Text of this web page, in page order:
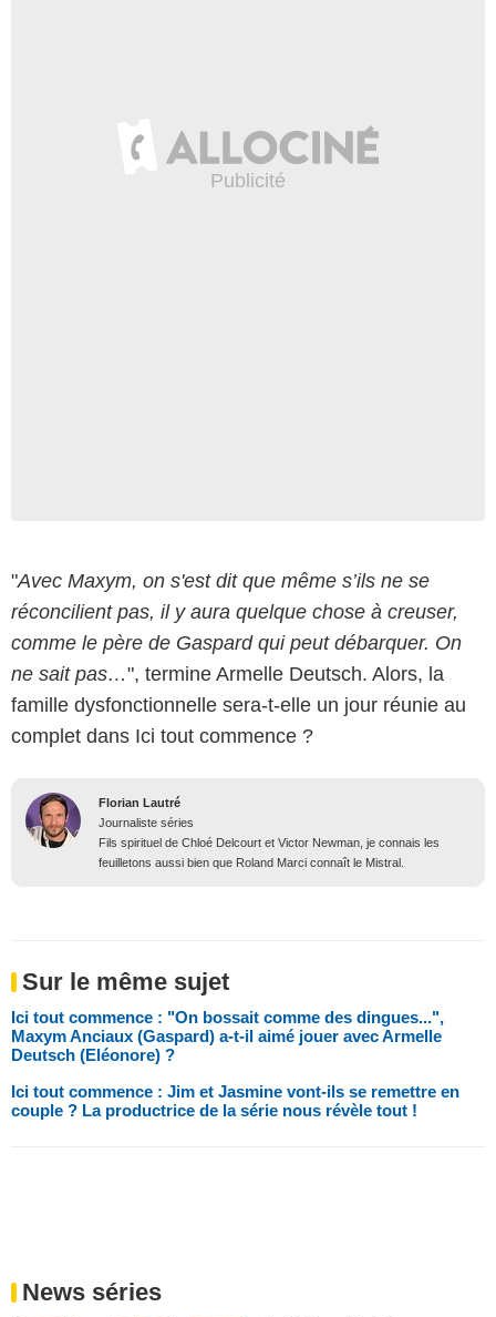
"Avec Maxym, on s'est dit que même s’ils ne se
réconcilient pas, il y aura quelque chose à creuser,
comme le père de Gaspard qui peut débarquer. On
ne sait pas…", termine Armelle Deutsch. Alors, la
famille dysfonctionnelle sera-t-elle un jour réunie au
complet dans Ici tout commence ?
Florian Lautré
Journaliste séries
Fils spirituel de Chloé Delcourt et Victor Newman, je connais les
feuilletons aussi bien que Roland Marci connaît le Mistral.
Sur le même sujet
Ici tout commence : "On bossait comme des dingues...",
Maxym Anciaux (Gaspard) a-t-il aimé jouer avec Armelle
Deutsch (Eléonore) ?
Ici tout commence : Jim et Jasmine vont-ils se remettre en
couple ? La productrice de la série nous révèle tout !
News séries